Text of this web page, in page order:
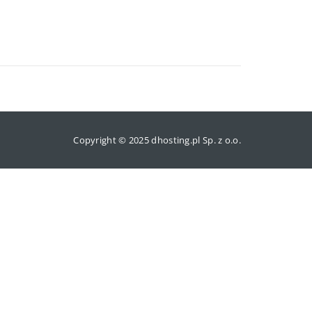
Copyright © 2025 dhosting.pl Sp. z o.o.